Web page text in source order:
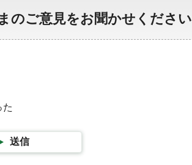
のご意見をお聞かせください
た
送信